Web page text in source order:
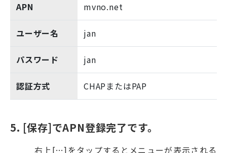
APN mvno.net
ユーザー名 jan
パスワード jan
認証方式 CHAPまたはPAP
5. [保存]でAPN登録完了です。
右上[…]をタップするとメニューが表示される